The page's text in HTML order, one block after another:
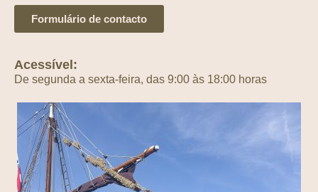
Formulário de contacto
Acessível:
De segunda a sexta-feira, das 9:00 às 18:00 horas